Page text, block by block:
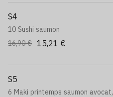
S4
10 Sushi saumon
16,90 € 15,21 €
S5
6 Maki printemps saumon avocat,